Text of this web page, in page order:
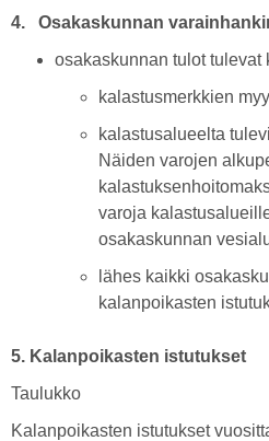
4. Osakaskunnan
osakaskunnan tulot tulevat
kalastusmerkkien
kalastusalueelta
Näiden varojen
varoja
osakaskunnan
lähes kaikki
kalanpoikasten
5. Kalanpoikasten istutukset
Taulukko
Kalanpoikasten istutukset